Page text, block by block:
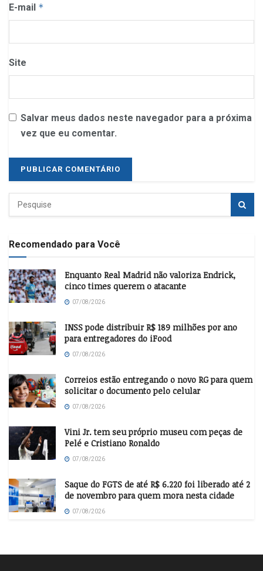
E-mail *
Site
Salvar meus dados neste navegador para a próxima
vez que eu comentar.
Recomendado para Você
Enquanto Real Madrid não valoriza Endrick,
cinco times querem o atacante
07/08/2026
INSS pode distribuir R$ 189 milhões por ano
para entregadores do iFood
07/08/2026
Correios estão entregando o novo RG para quem
solicitar o documento pelo celular
07/08/2026
Vini Jr. tem seu próprio museu com peças de
Pelé e Cristiano Ronaldo
07/08/2026
Saque do FGTS de até R$ 6.220 foi liberado até 2
de novembro para quem mora nesta cidade
07/08/2026